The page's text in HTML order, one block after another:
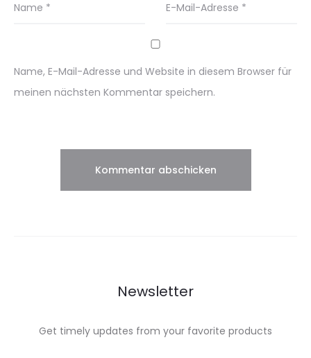
Name * E-Mail-Adresse *
Name, E-Mail-Adresse und Website in diesem Browser für
meinen nächsten Kommentar speichern.
Newsletter
Get timely updates from your favorite products